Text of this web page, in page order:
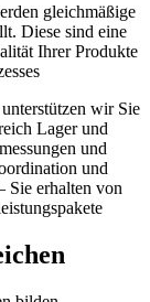
gleichmäßige
Diese sind eine
Ihrer Produkte
wir Sie
Lager und
und
und
Sie erhalten von